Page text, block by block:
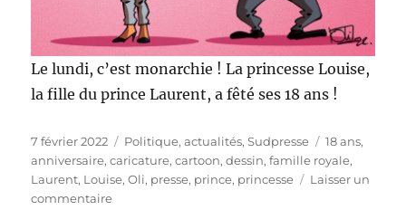
Le lundi, c’est monarchie ! La princesse Louise,
la fille du prince Laurent, a fêté ses 18 ans !
Publié
le
7 février 2022 Catégories
Politique, actualités,Sudpresse Étiquettes
18 ans,
anniversaire,caricature,cartoon,dessin,famille royale,
Laurent, Louise,Oli, presse, prince, princesse
Laisser un
commentairesur